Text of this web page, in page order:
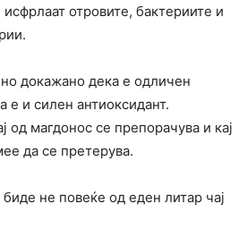
отровите, бактериите и
докажано дека е одличен
е и силен антиоксидант.
од магдонос се препорачува и кај
да се претерува.
не повеќе од еден литар чај